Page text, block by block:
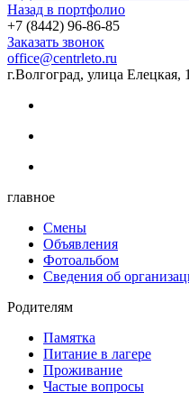
Назад в портфолио
+7 (8442) 96-86-85
Заказать звонок
office@centrleto.ru
г.Волгоград, улица Елецкая,
главное
Смены
Объявления
Фотоальбом
Сведения об
Родителям
Памятка
Питание в лагере
Проживание
Частые вопросы